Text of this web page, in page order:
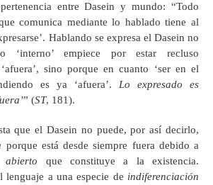
entre Dasein y mundo: “Todo
comunica mediante lo hablado tiene al
Hablando se expresa el Dasein no
‘interno’ empiece por estar recluso
sino porque en cuanto ‘ser en el
es ya ‘afuera’. Lo expresado es
” (ST, 181).
que el Dasein no puede, por así decirlo,
porque está desde siempre fuera debido a
abierto que constituye a la existencia.
lenguaje a una especie de indiferenciación